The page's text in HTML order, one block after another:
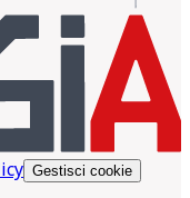
Gestisci cookie